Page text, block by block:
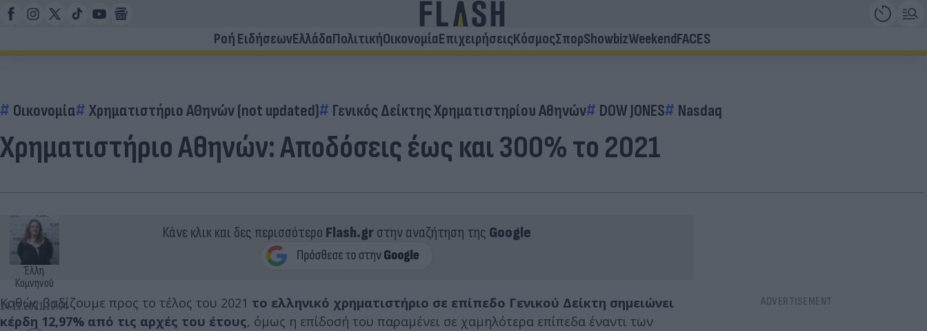
Ροή ΕιδήσεωνΕλλάδαΠολιτικήΟικονομίαΕπιχειρήσειςΚόσμοςΣπορShowbizWeekendFACES
Οικονομία Χρηματιστήριο ΑΘηνών (not updated) Γενικός Δείκτης Χρηματιστηρίου Αθηνών DOW JONES Nasdaq
Χρηματιστήριο Αθηνών: Αποδόσεις έως και 300% το 2021
Έλλη
Κομνηνού
14.11.2021 10:04
Κάνε κλικ και δες περισσότερο Flash.grστην αναζήτηση της Google
Καθώς βαδίζουμε προς το τέλος του 2021 το ελληνικό χρηματιστήριο σε επίπεδο Γενικού Δείκτη σημειώνει
κέρδη 12,97% από τις αρχές του έτους, όμως η επίδοσή του παραμένει σε χαμηλότερα επίπεδα έναντι των